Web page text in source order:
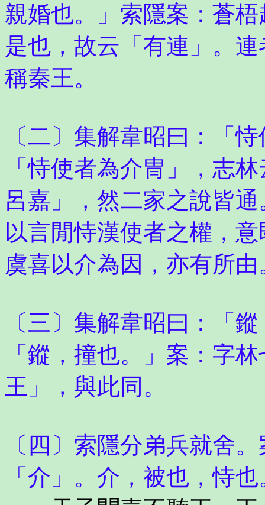
親婚也。」索隱案：蒼
是也，故云「有連」。
稱秦王。
〔二〕集解韋昭曰：「
「恃使者為介冑」，志
呂嘉」，然二家之說皆
以言閒恃漢使者之權，
虞喜以介為因，亦有所
〔三〕集解韋昭曰：「
「鏦，撞也。」案：字
王」，與此同。
〔四〕索隱分弟兵就舍
「介」。介，被也，恃也